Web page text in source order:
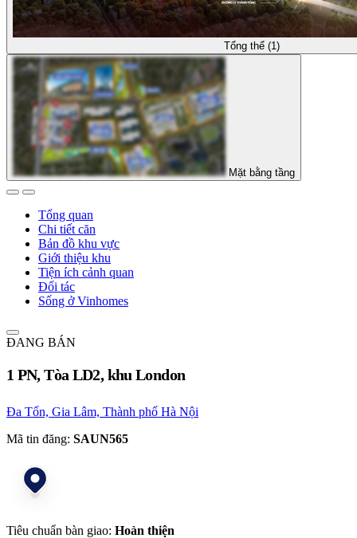
Tổng thể (1)
Mặt bằng tầng
Tổng quan
Chi tiết căn
Bản đồ khu vực
Giới thiệu khu
Tiện ích cảnh quan
Đối tác
Sống ở Vinhomes
ĐANG BÁN
1 PN, Tòa LD2, khu London
Đa Tốn, Gia Lâm, Thành phố Hà Nội
Mã tin đăng: SAUN565
Tiêu chuẩn bàn giao: Hoàn thiện